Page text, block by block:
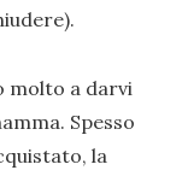
molto a darvi
Spesso
la